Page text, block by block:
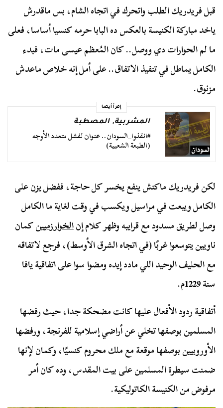
قبل فريدريك الطلب واتحرك في اتجاه الشام، بس ماقدرش
ياخد مباركة الكنيسة بالعكس ده البابا حرمه كنسيا أساسا، فعلى
ما لم الحوارات دي ووصل.. كان المُعظم عيسى مات، فبدء
الكامل يماطل في تنفيذ الاتفاق.. على أمل إنه خلاص ماعدش
مزنوق.
إقرأ أيضا
المشربية,المصطبة
#انقذوا_السودان.. عنوان لفشل متعدد الأوجه
(الطبعة الشعبية)
لكن فريدريك ماكنش ينفع يخسر كل حاجة، ففضل يزن على
الكامل ويبعت في مراسيل ويكسب في وقت لغاية ما الكامل
وصل لطريق مسدود مع قرايبه وظهر كلام إنالخوارزميينكمان
ناويين يتوسعوا غربًا (في اتجاه الشرق الأوسط)، فرجع لاتفاقه
مع الحليف الوحيد اللي مادد إيده ومضوا سوا على اتفاقية يافا
سنة 1229م.
أتفاقية ردود الأفعال عليها كانت مضحكة جدا، حيث رفضها
المسلمين بوصفها تخلي عن أراضي إسلامية للفرنجة، ورفضها
الأوروبيين بوصفها موقعة مع ملك محروم كنسيًا، وكمان لإنها
ضمنت سيطرة المسلمين على بيت المقدس، وده كان أمر
مرفوض من الكنيسة الكاتوليكية.